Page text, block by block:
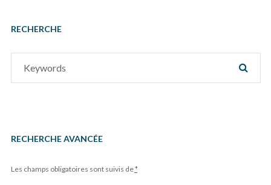
RECHERCHE
RECHERCHE AVANCÉE
Les champs obligatoires sont suivis de*